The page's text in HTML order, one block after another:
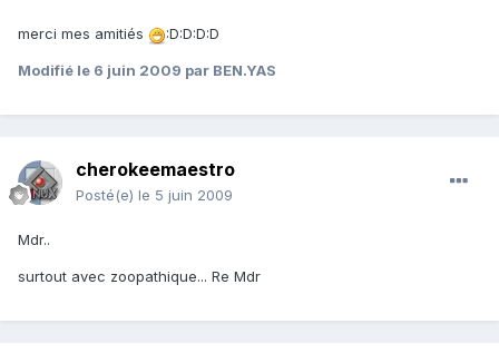
merci mes amitiés :D:D:D:D
Modifié le 6 juin 2009 par BEN.YAS
cherokeemaestro
Posté(e) le 5 juin 2009
Mdr..
surtout avec zoopathique... Re Mdr